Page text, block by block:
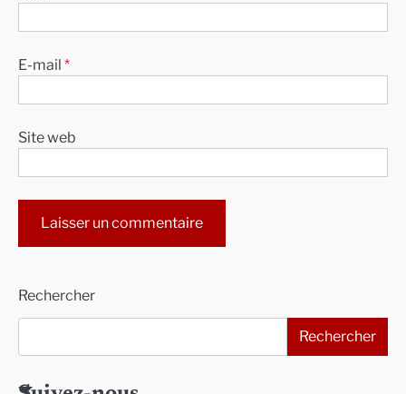
E-mail *
Site web
Rechercher
Rechercher